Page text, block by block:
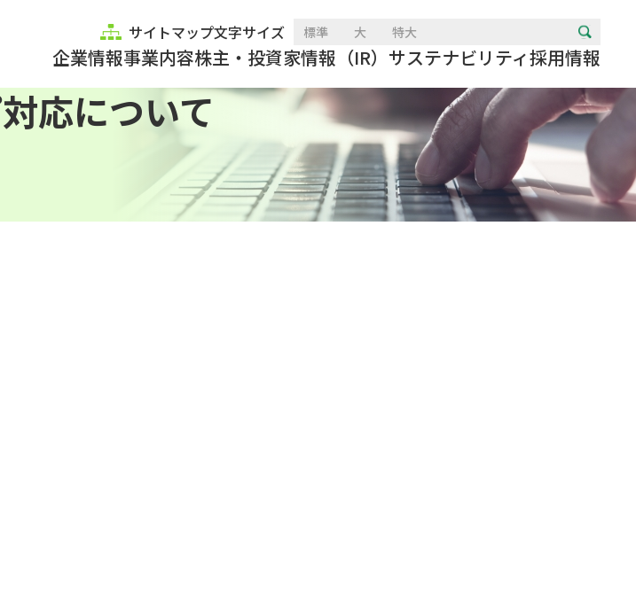
サイトマップ文字サイズ 標準 大 特大
企業情報事業内容株主・投資家情報（IR） サステナビリティ採用情報
応について